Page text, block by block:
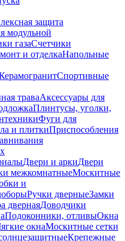
защита
модульной
газаСчетчики
и отделкаНапольные
Спортивные
траваАксессуары для
Плинтусы, уголки,
Фуги для
и плиткиПриспособления
Двери и аркиДвери
межкомнатныеМоскитные
и
Ручки дверныеЗамки
двернаяДоводчики
Подоконники, отливыОкна
окнаМоскитные сетки
Крепежные